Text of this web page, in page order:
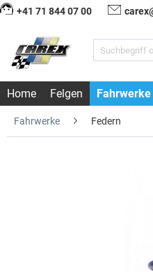
+41 71 844 07 00
Home Felgen Fahrwerke
Fahrwerke Federn